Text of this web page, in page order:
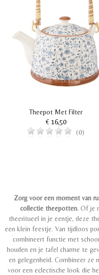
Theepot Met Filter
€ 16,50
(0)
Zorg voor een moment van
collectie theepotten. Of je
theeritueel in je eentje, deze
een klein feestje. Van tijdloos
combineert functie met
houden en je tafel charme te
en gelegenheid. Combineer ze
voor een eclectische look die